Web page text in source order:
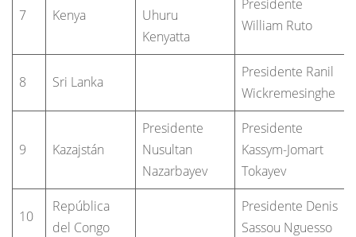
7 Kenya
Uhuru
Kenyatta
Presidente
William Ruto
8 Sri Lanka
Presidente Ranil
Wickremesinghe
9 Kazajstán
Presidente
Nusultan
Nazarbayev
Presidente
Kassym-Jomart
Tokayev
10
República
del Congo
Presidente Denis
Sassou Nguesso